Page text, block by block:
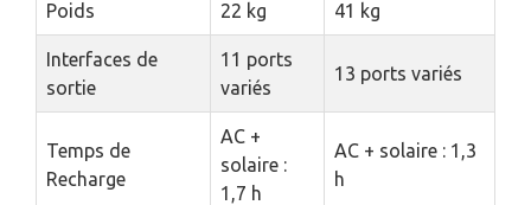
Poids 22 kg 41 kg
Interfaces de
sortie
11 ports
variés
13 ports variés
Temps de
Recharge
AC +
solaire :
1,7 h
AC + solaire : 1,3
h